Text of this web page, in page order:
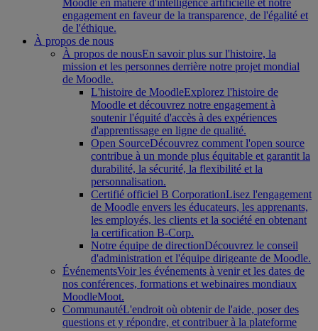
engagement en faveur de la transparence, de l'égalité et
de l'éthique.
À propos de nous
À propos de nousEn savoir plus sur l'histoire, la
mission et les personnes derrière notre projet mondial
de Moodle.
L'histoire de MoodleExplorez l'histoire de
Moodle et découvrez notre engagement à
soutenir l'équité d'accès à des expériences
d'apprentissage en ligne de qualité.
Open SourceDécouvrez comment l'open source
contribue à un monde plus équitable et garantit la
durabilité, la sécurité, la flexibilité et la
personnalisation.
Certifié officiel B CorporationLisez l'engagement
de Moodle envers les éducateurs, les apprenants,
les employés, les clients et la société en obtenant
la certification B-Corp.
Notre équipe de directionDécouvrez le conseil
d'administration et l'équipe dirigeante de Moodle.
ÉvénementsVoir les événements à venir et les dates de
nos conférences, formations et webinaires mondiaux
MoodleMoot.
CommunautéL'endroit où obtenir de l'aide, poser des
questions et y répondre, et contribuer à la plateforme